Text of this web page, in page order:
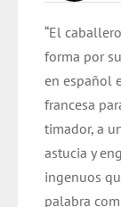
era:
$
“El
forma por
en español
francesa
timador, a
astucia y
ingenuos
palabra